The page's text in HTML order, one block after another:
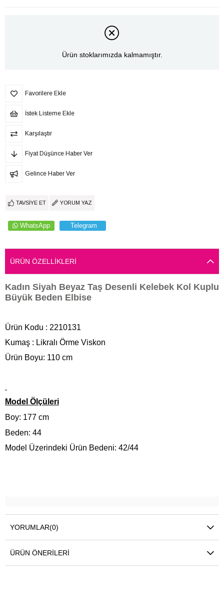
Ürün stoklarımızda kalmamıştır.
Favorilere Ekle
İstek Listeme Ekle
Karşılaştır
Fiyat Düşünce Haber Ver
Gelince Haber Ver
TAVSIYE ET YORUM YAZ
WhatsApp Telegram
ÜRÜN ÖZELLIKLERI
Kadın Siyah Beyaz Taş Desenli Kelebek Kol Kuplu
Büyük Beden Elbise
Ürün Kodu : 2210131
Kumaş : Likralı Örme Viskon
Ürün Boyu: 110 cm
Model Ölçüleri
Boy: 177 cm
Beden: 44
Model Üzerindeki Ürün Bedeni: 42/44
YORUMLAR(0)
ÜRÜN ÖNERILERI